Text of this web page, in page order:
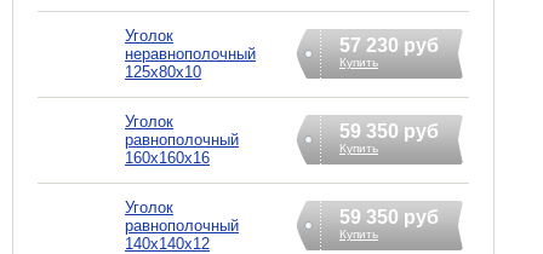
Уголок
неравнополочный
125х80х10
57 230 руб
Купить
Уголок
равнополочный
160х160х16
59 350 руб
Купить
Уголок
равнополочный
140х140х12
59 350 руб
Купить